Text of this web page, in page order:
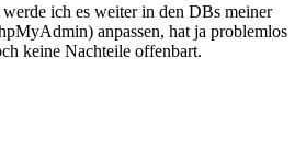
ich es weiter in den DBs meiner
anpassen, hat ja problemlos
keine Nachteile offenbart.